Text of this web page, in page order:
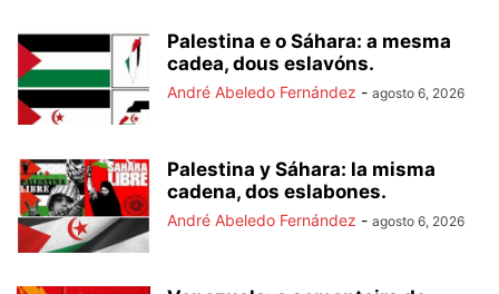
Palestina e o Sáhara: a mesma
cadea, dous eslavóns.
André Abeledo Fernández - agosto 6, 2026
Palestina y Sáhara: la misma
cadena, dos eslabones.
André Abeledo Fernández - agosto 6, 2026